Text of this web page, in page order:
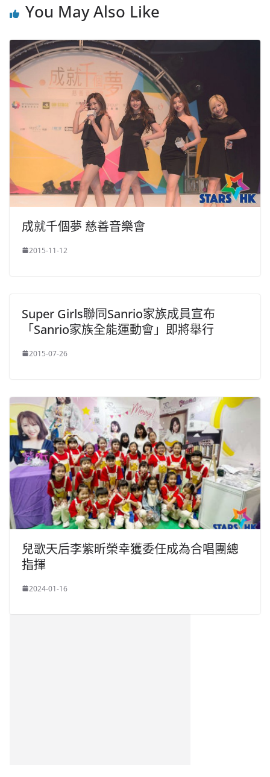
You May Also Like
成就千個夢 慈善音樂會
2015-11-12
Super Girls聯同Sanrio家族成員宣布
「Sanrio家族全能運動會」即將舉行
2015-07-26
兒歌天后李紫昕榮幸獲委任成為合唱團總
指揮
2024-01-16